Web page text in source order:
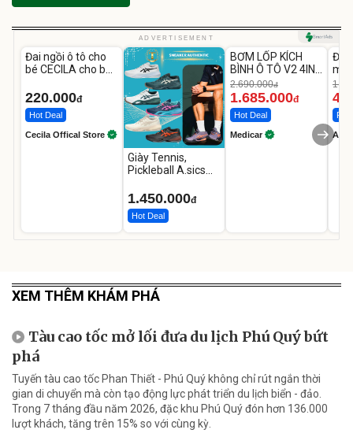
ADVERTISEMENT
Đai ngồi ô tô cho
bé CECILA cho bé
220.000đ
Hot Deal
Cecila Offical Store
Giày Tennis,
Pickleball A.sics
Các Phối Màu
1.450.000đ
Hot Deal
-37%
BƠM LỐP KÍCH
BÌNH Ô TÔ V2 4IN1
Medicar
12.000mAh
2.690.000đ
1.685.000đ
Hot Deal
Medicar A
XEM THÊM KHÁM PHÁ
Tàu cao tốc mở lối đưa du lịch Phú Quý bứt
phá
Tuyến tàu cao tốc Phan Thiết - Phú Quý không chỉ rút ngắn thời
gian di chuyển mà còn tạo động lực phát triển du lịch biển - đảo.
Trong 7 tháng đầu năm 2026, đặc khu Phú Quý đón hơn 136.000
lượt khách, tăng trên 15% so với cùng kỳ.